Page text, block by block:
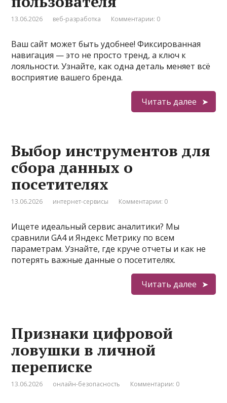
13.06.2026 веб-разработка Комментарии: 0
Ваш сайт может быть удобнее! Фиксированная
навигация — это не просто тренд, а ключ к
лояльности. Узнайте, как одна деталь меняет всё
восприятие вашего бренда.
Читать далее
Выбор инструментов для
сбора данных о
посетителях
13.06.2026 интернет-сервисы Комментарии: 0
Ищете идеальный сервис аналитики? Мы
сравнили GA4 и Яндекс Метрику по всем
параметрам. Узнайте, где круче отчеты и как не
потерять важные данные о посетителях.
Читать далее
Признаки цифровой
ловушки в личной
переписке
13.06.2026 онлайн-безопасность Комментарии: 0